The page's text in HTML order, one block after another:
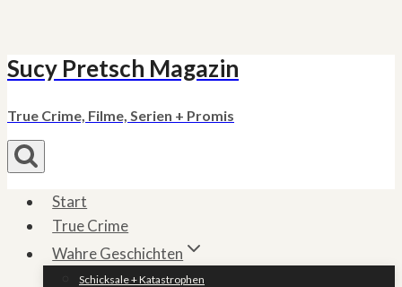
Zum
springen
Sucy Pretsch Magazin
True Crime, Filme, Serien + Promis
Start
True Crime
Wahre Geschichten
Schicksale + Katastrophen